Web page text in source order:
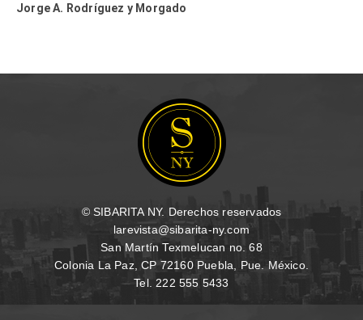
Jorge A. Rodríguez y Morgado
© SIBARITA NY. Derechos reservados
larevista@sibarita-ny.com
San Martín Texmelucan no. 68
Colonia La Paz, CP 72160 Puebla, Pue. México.
Tel. 222 555 5433